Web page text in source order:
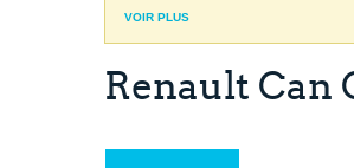
VOIR PLUS
Renault Can